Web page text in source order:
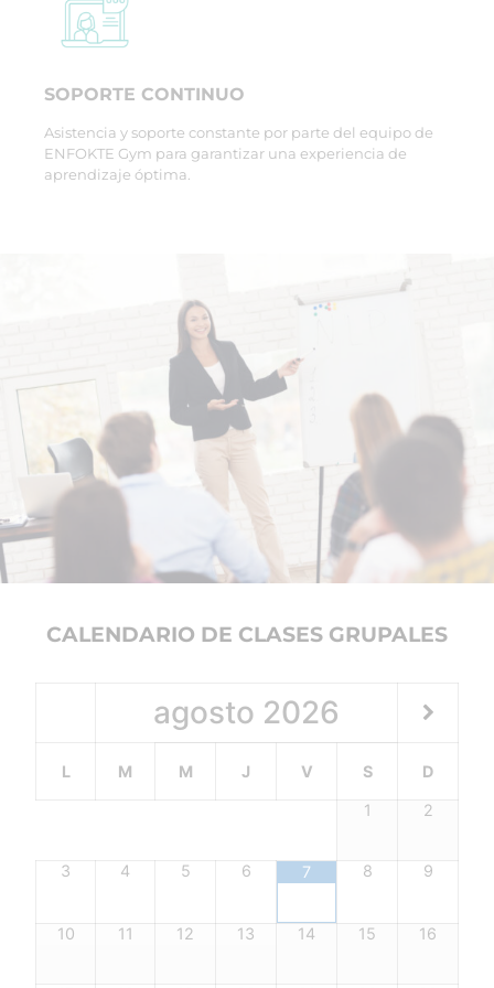
SOPORTE CONTINUO
Asistencia y soporte constante por parte del equipo de
ENFOKTE Gym para garantizar una experiencia de
aprendizaje óptima.
CALENDARIO DE CLASES GRUPALES
agosto 2026
L M M J V S D
1 2
3 4 5 6 7 8 9
10 11 12 13 14 15 16